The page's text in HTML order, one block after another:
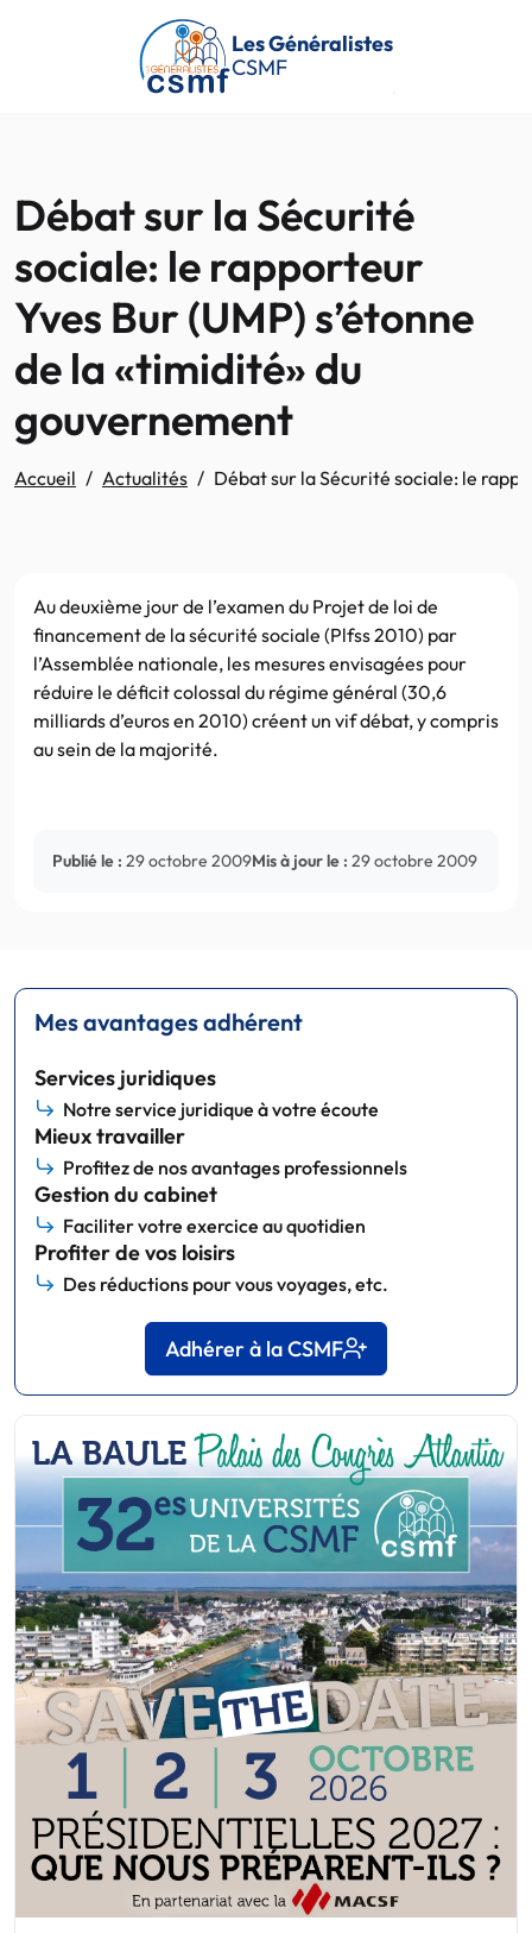
Passer au contenu principal
Les Généralistes
CSMF
Débat sur la Sécurité
sociale: le rapporteur
Yves Bur (UMP) s’étonne
de la «timidité» du
gouvernement
Accueil Actualités Débat sur la Sécurité sociale: le
Au deuxième jour de l’examen du Projet de loi de
financement de la sécurité sociale (Plfss 2010) par
l’Assemblée nationale, les mesures envisagées pour
réduire le déficit colossal du régime général (30,6
milliards d’euros en 2010) créent un vif débat, y compris
au sein de la majorité.
Publié le : 29 octobre 2009Mis à jour le : 29 octobre 2009
Mes avantages adhérent
Services juridiques
Notre service juridique à votre écoute
Mieux travailler
Profitez de nos avantages professionnels
Gestion du cabinet
Faciliter votre exercice au quotidien
Profiter de vos loisirs
Des réductions pour vous voyages, etc.
Adhérer à la CSMF